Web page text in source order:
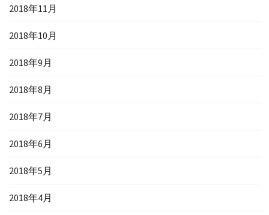
2018年11月
2018年10月
2018年9月
2018年8月
2018年7月
2018年6月
2018年5月
2018年4月